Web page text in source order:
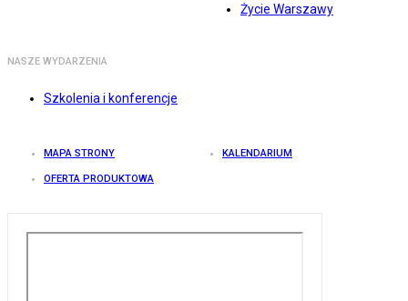
Życie Warszawy
NASZE WYDARZENIA
Szkolenia i konferencje
MAPA STRONY KALENDARIUM
OFERTA PRODUKTOWA